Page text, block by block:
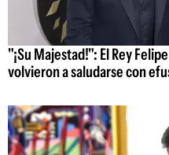
"¡Su Majestad!": El Rey
volvieron a saludarse con